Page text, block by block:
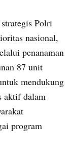
Polri
nasional,
penanaman
87 unit
mendukung
aktif dalam
program